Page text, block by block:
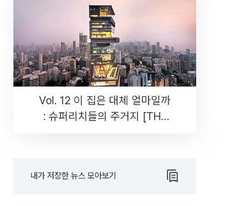
Vol. 12 이 집은 대체 얼마일까
: 슈퍼리치들의 주거지 [THE
내가 저장한 뉴스 모아보기